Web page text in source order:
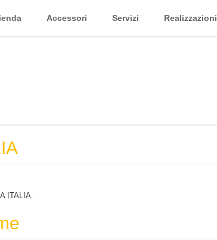
Accessori Servizi Realizzazioni
ITALIA.